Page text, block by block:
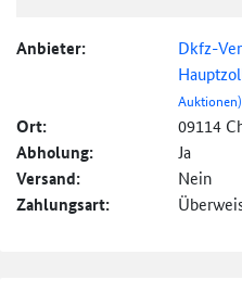
Anbieter:
Dkfz-
Auktionen)
Ort: 09114
Abholung: Ja
Versand: Nein
Zahlungsart: